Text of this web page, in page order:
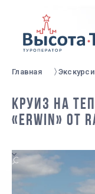
Главная
КРУИЗ НА
«ERWIN» ОТ